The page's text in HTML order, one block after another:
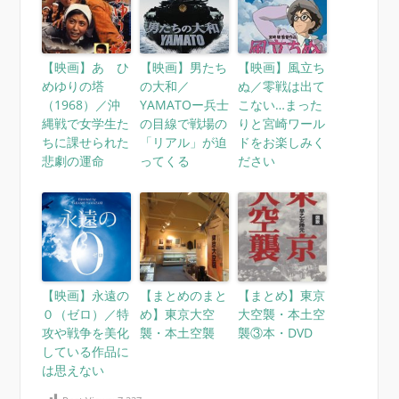
【映画】あゝひ
めゆりの塔
（1968）／沖
縄戦で女学生た
ちに課せられた
悲劇の運命
【映画】男たち
の大和／
YAMATOー兵士
の目線で戦場の
「リアル」が迫
ってくる
【映画】風立ち
ぬ／零戦は出て
こない…まった
りと宮崎ワール
ドをお楽しみく
ださい
【映画】永遠の
０（ゼロ）／特
攻や戦争を美化
している作品に
は思えない
【まとめのまと
め】東京大空
襲・本土空襲
【まとめ】東京
大空襲・本土空
襲③本・DVD